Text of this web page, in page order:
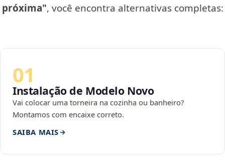
próxima", você encontra alternativas completas:
01
Instalação de Modelo Novo
Vai colocar uma torneira na cozinha ou banheiro?
Montamos com encaixe correto.
SAIBA MAIS